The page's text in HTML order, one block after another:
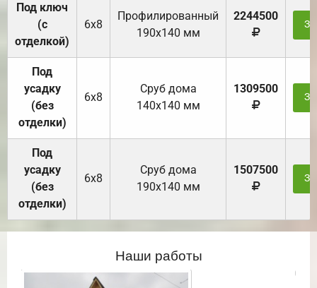
Под ключ
(с
отделкой)
6х8
Профилированный
190х140 мм
2244500
Под
усадку
(без
отделки)
6х8
Cруб дома
140х140 мм
1309500
Под
усадку
(без
отделки)
6х8
Cруб дома
190х140 мм
1507500
Наши работы